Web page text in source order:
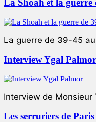
La Shoah et la guerre
La guerre de 39-45
Interview Ygal Palmor
Interview de Monsieur
Les serruriers de